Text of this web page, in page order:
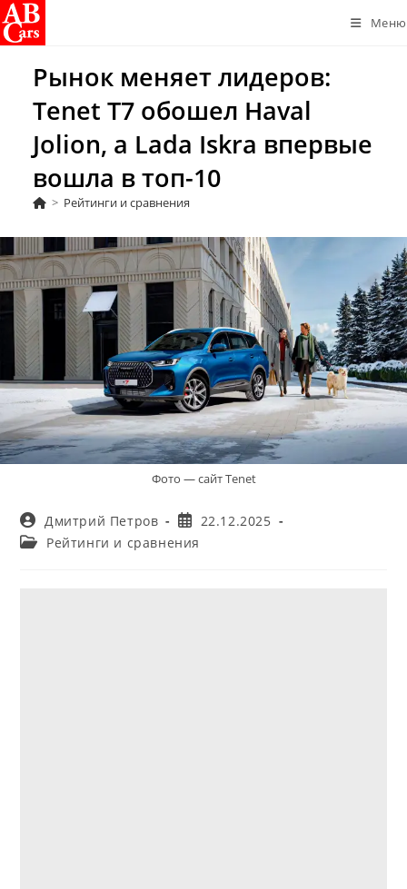
Перейти
к
Меню
Рынок меняет лидеров:
Tenet T7 обошел Haval
Jolion, а Lada Iskra впервые
вошла в топ-10
> Рейтинги и сравнения
Фото — сайт Tenet
Автор
записи:
Дмитрий Петров
Запись
опубликована:
22.12.2025
РубрикаРейтинги и сравнения